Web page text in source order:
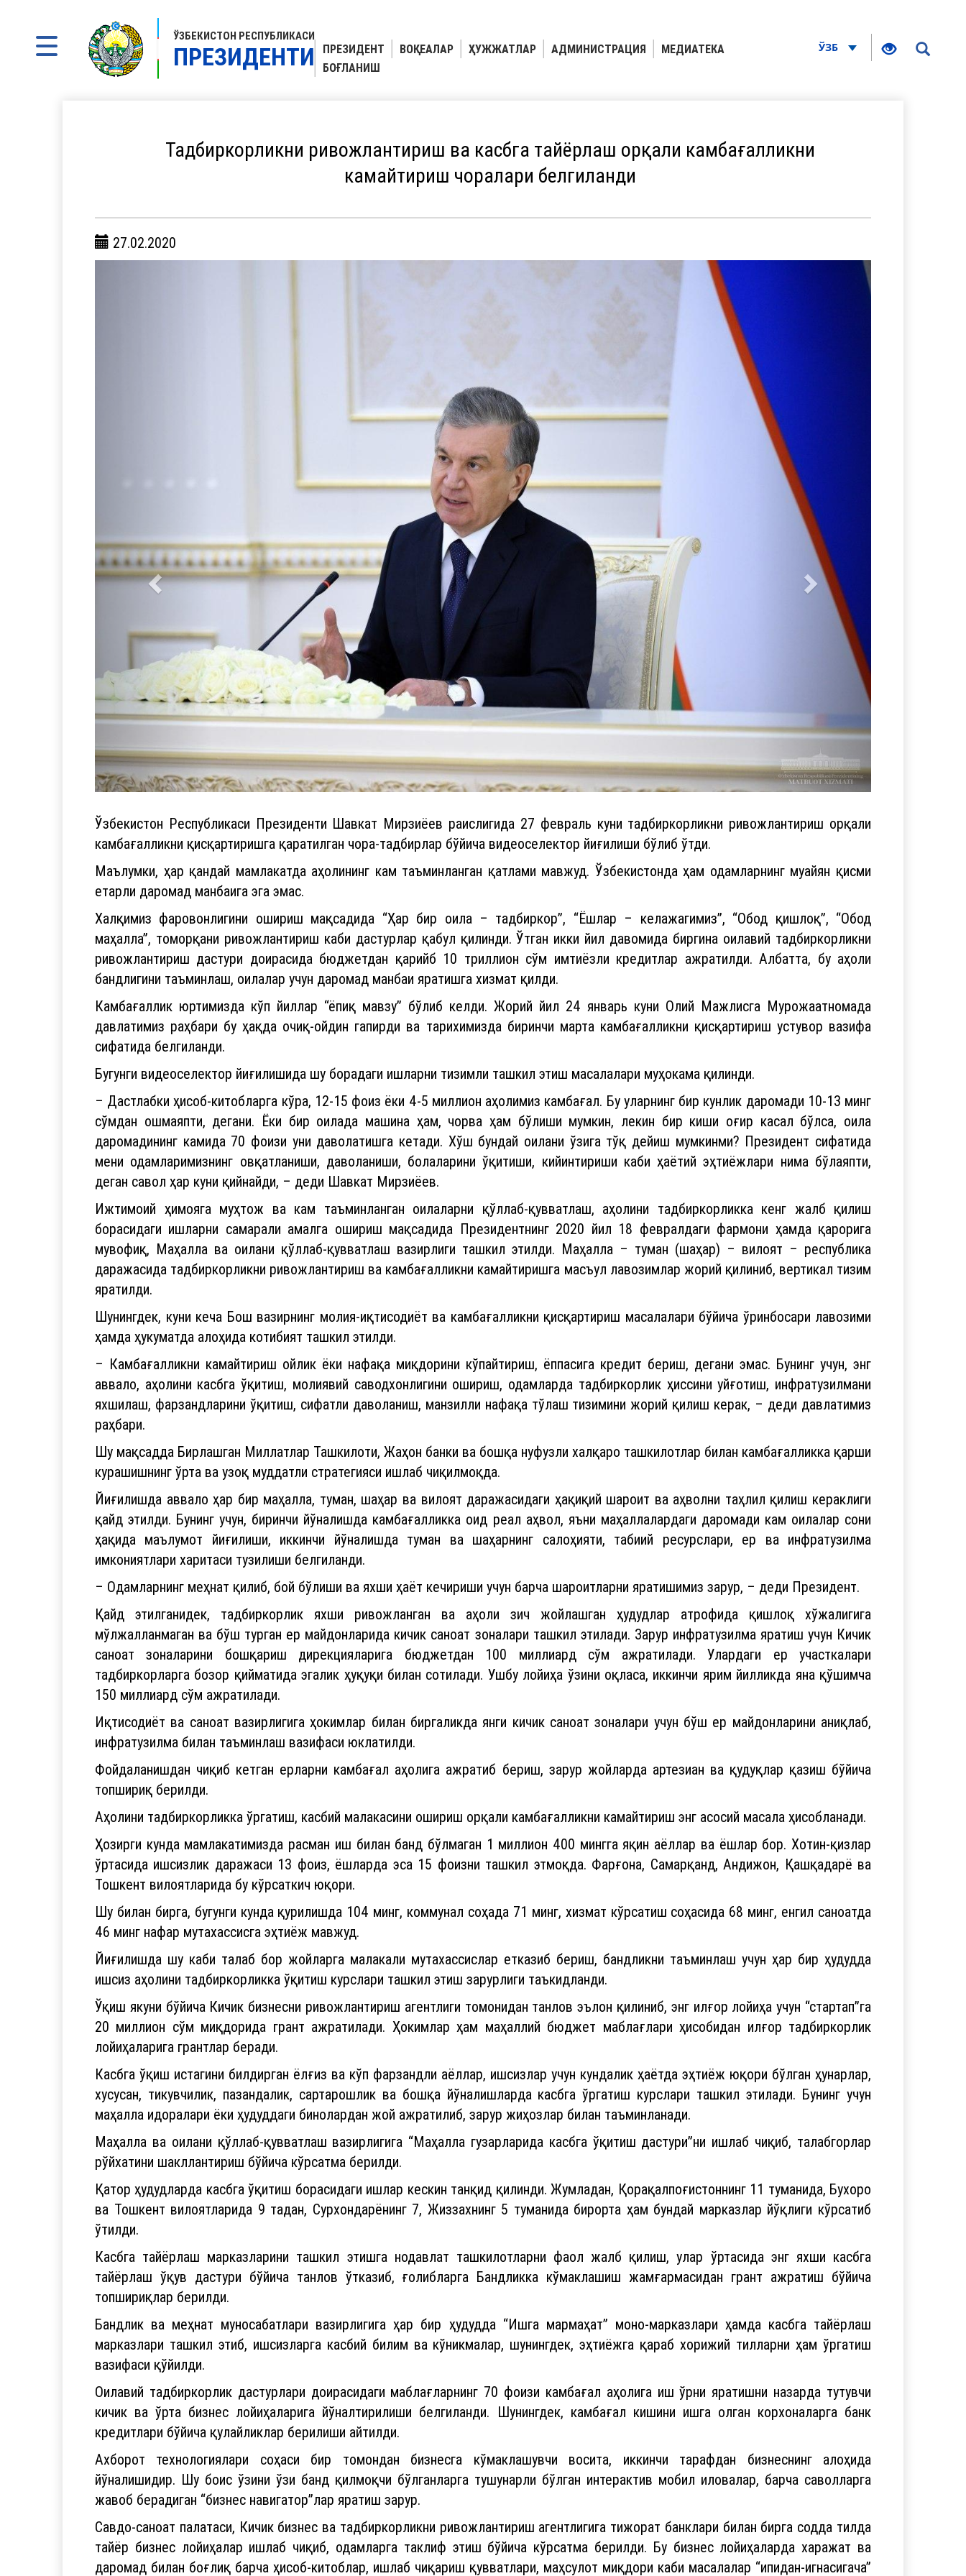
ЎЗБЕКИСТОН РЕСПУБЛИКАСИ
ПРЕЗИДЕНТИ ПРЕЗИДЕНТ ВОҚЕАЛАР ҲУЖЖАТЛАР АДМИНИСТРАЦИЯ
МЕДИАТЕКА
БОҒЛАНИШ
ЎЗБ
Тадбиркорликни ривожлантириш ва касбга тайёрлаш орқали камбағалликни
камайтириш чоралари белгиланди
27.02.2020
Ўзбекистон Республикаси Президенти Шавкат Мирзиёев раислигида 27 февраль куни тадбиркорликни ривожлантириш орқали
камбағалликни қисқартиришга қаратилган чора-тадбирлар бўйича видеоселектор йиғилиши бўлиб ўтди.
Маълумки, ҳар қандай мамлакатда аҳолининг кам таъминланган қатлами мавжуд. Ўзбекистонда ҳам одамларнинг муайян қисми
етарли даромад манбаига эга эмас.
Халқимиз фаровонлигини ошириш мақсадида “Ҳар бир оила – тадбиркор”, “Ёшлар – келажагимиз”, “Обод қишлоқ”, “Обод
маҳалла”, томорқани ривожлантириш каби дастурлар қабул қилинди. Ўтган икки йил давомида биргина оилавий тадбиркорликни
ривожлантириш дастури доирасида бюджетдан қарийб 10 триллион сўм имтиёзли кредитлар ажратилди. Албатта, бу аҳоли
бандлигини таъминлаш, оилалар учун даромад манбаи яратишга хизмат қилди.
Камбағаллик юртимизда кўп йиллар “ёпиқ мавзу” бўлиб келди. Жорий йил 24 январь куни Олий Мажлисга Мурожаатномада
давлатимиз раҳбари бу ҳақда очиқ-ойдин гапирди ва тарихимизда биринчи марта камбағалликни қисқартириш устувор вазифа
сифатида белгиланди.
Бугунги видеоселектор йиғилишида шу борадаги ишларни тизимли ташкил этиш масалалари муҳокама қилинди.
– Дастлабки ҳисоб-китобларга кўра, 12-15 фоиз ёки 4-5 миллион аҳолимиз камбағал. Бу уларнинг бир кунлик даромади 10-13 минг
сўмдан ошмаяпти, дегани. Ёки бир оилада машина ҳам, чорва ҳам бўлиши мумкин, лекин бир киши оғир касал бўлса, оила
даромадининг камида 70 фоизи уни даволатишга кетади. Хўш бундай оилани ўзига тўқ дейиш мумкинми? Президент сифатида
мени одамларимизнинг овқатланиши, даволаниши, болаларини ўқитиши, кийинтириши каби ҳаётий эҳтиёжлари нима бўлаяпти,
деган савол ҳар куни қийнайди, – деди Шавкат Мирзиёев.
Ижтимоий ҳимояга муҳтож ва кам таъминланган оилаларни қўллаб-қувватлаш, аҳолини тадбиркорликка кенг жалб қилиш
борасидаги ишларни самарали амалга ошириш мақсадида Президентнинг 2020 йил 18 февралдаги фармони ҳамда қарорига
мувофиқ, Маҳалла ва оилани қўллаб-қувватлаш вазирлиги ташкил этилди. Маҳалла – туман (шаҳар) – вилоят – республика
даражасида тадбиркорликни ривожлантириш ва камбағалликни камайтиришга масъул лавозимлар жорий қилиниб, вертикал тизим
яратилди.
Шунингдек, куни кеча Бош вазирнинг молия-иқтисодиёт ва камбағалликни қисқартириш масалалари бўйича ўринбосари лавозими
ҳамда ҳукуматда алоҳида котибият ташкил этилди.
– Камбағалликни камайтириш ойлик ёки нафақа миқдорини кўпайтириш, ёппасига кредит бериш, дегани эмас. Бунинг учун, энг
аввало, аҳолини касбга ўқитиш, молиявий саводхонлигини ошириш, одамларда тадбиркорлик ҳиссини уйғотиш, инфратузилмани
яхшилаш, фарзандларини ўқитиш, сифатли даволаниш, манзилли нафақа тўлаш тизимини жорий қилиш керак, – деди давлатимиз
раҳбари.
Шу мақсадда Бирлашган Миллатлар Ташкилоти, Жаҳон банки ва бошқа нуфузли халқаро ташкилотлар билан камбағалликка қарши
курашишнинг ўрта ва узоқ муддатли стратегияси ишлаб чиқилмоқда.
Йиғилишда аввало ҳар бир маҳалла, туман, шаҳар ва вилоят даражасидаги ҳақиқий шароит ва аҳволни таҳлил қилиш кераклиги
қайд этилди. Бунинг учун, биринчи йўналишда камбағалликка оид реал аҳвол, яъни маҳаллалардаги даромади кам оилалар сони
ҳақида маълумот йиғилиши, иккинчи йўналишда туман ва шаҳарнинг салоҳияти, табиий ресурслари, ер ва инфратузилма
имкониятлари харитаси тузилиши белгиланди.
– Одамларнинг меҳнат қилиб, бой бўлиши ва яхши ҳаёт кечириши учун барча шароитларни яратишимиз зарур, – деди Президент.
Қайд этилганидек, тадбиркорлик яхши ривожланган ва аҳоли зич жойлашган ҳудудлар атрофида қишлоқ хўжалигига
мўлжалланмаган ва бўш турган ер майдонларида кичик саноат зоналари ташкил этилади. Зарур инфратузилма яратиш учун Кичик
саноат зоналарини бошқариш дирекцияларига бюджетдан 100 миллиард сўм ажратилади. Улардаги ер участкалари
тадбиркорларга бозор қийматида эгалик ҳуқуқи билан сотилади. Ушбу лойиҳа ўзини оқласа, иккинчи ярим йилликда яна қўшимча
150 миллиард сўм ажратилади.
Иқтисодиёт ва саноат вазирлигига ҳокимлар билан биргаликда янги кичик саноат зоналари учун бўш ер майдонларини аниқлаб,
инфратузилма билан таъминлаш вазифаси юклатилди.
Фойдаланишдан чиқиб кетган ерларни камбағал аҳолига ажратиб бериш, зарур жойларда артезиан ва қудуқлар қазиш бўйича
топшириқ берилди.
Аҳолини тадбиркорликка ўргатиш, касбий малакасини ошириш орқали камбағалликни камайтириш энг асосий масала ҳисобланади.
Ҳозирги кунда мамлакатимизда расман иш билан банд бўлмаган 1 миллион 400 мингга яқин аёллар ва ёшлар бор. Хотин-қизлар
ўртасида ишсизлик даражаси 13 фоиз, ёшларда эса 15 фоизни ташкил этмоқда. Фарғона, Самарқанд, Андижон, Қашқадарё ва
Тошкент вилоятларида бу кўрсаткич юқори.
Шу билан бирга, бугунги кунда қурилишда 104 минг, коммунал соҳада 71 минг, хизмат кўрсатиш соҳасида 68 минг, енгил саноатда
46 минг нафар мутахассисга эҳтиёж мавжуд.
Йиғилишда шу каби талаб бор жойларга малакали мутахассислар етказиб бериш, бандликни таъминлаш учун ҳар бир ҳудудда
ишсиз аҳолини тадбиркорликка ўқитиш курслари ташкил этиш зарурлиги таъкидланди.
Ўқиш якуни бўйича Кичик бизнесни ривожлантириш агентлиги томонидан танлов эълон қилиниб, энг илғор лойиҳа учун “стартап”га
20 миллион сўм миқдорида грант ажратилади. Ҳокимлар ҳам маҳаллий бюджет маблағлари ҳисобидан илғор тадбиркорлик
лойиҳаларига грантлар беради.
Касбга ўқиш истагини билдирган ёлғиз ва кўп фарзандли аёллар, ишсизлар учун кундалик ҳаётда эҳтиёж юқори бўлган ҳунарлар,
хусусан, тикувчилик, пазандалик, сартарошлик ва бошқа йўналишларда касбга ўргатиш курслари ташкил этилади. Бунинг учун
маҳалла идоралари ёки ҳудуддаги бинолардан жой ажратилиб, зарур жиҳозлар билан таъминланади.
Маҳалла ва оилани қўллаб-қувватлаш вазирлигига “Маҳалла гузарларида касбга ўқитиш дастури”ни ишлаб чиқиб, талабгорлар
рўйхатини шакллантириш бўйича кўрсатма берилди.
Қатор ҳудудларда касбга ўқитиш борасидаги ишлар кескин танқид қилинди. Жумладан, Қорақалпоғистоннинг 11 туманида, Бухоро
ва Тошкент вилоятларида 9 тадан, Сурхондарёнинг 7, Жиззахнинг 5 туманида бирорта ҳам бундай марказлар йўқлиги кўрсатиб
ўтилди.
Касбга тайёрлаш марказларини ташкил этишга нодавлат ташкилотларни фаол жалб қилиш, улар ўртасида энг яхши касбга
тайёрлаш ўқув дастури бўйича танлов ўтказиб, ғолибларга Бандликка кўмаклашиш жамғармасидан грант ажратиш бўйича
топшириқлар берилди.
Бандлик ва меҳнат муносабатлари вазирлигига ҳар бир ҳудудда “Ишга мармаҳат” моно-марказлари ҳамда касбга тайёрлаш
марказлари ташкил этиб, ишсизларга касбий билим ва кўникмалар, шунингдек, эҳтиёжга қараб хорижий тилларни ҳам ўргатиш
вазифаси қўйилди.
Оилавий тадбиркорлик дастурлари доирасидаги маблағларнинг 70 фоизи камбағал аҳолига иш ўрни яратишни назарда тутувчи
кичик ва ўрта бизнес лойиҳаларига йўналтирилиши белгиланди. Шунингдек, камбағал кишини ишга олган корхоналарга банк
кредитлари бўйича қулайликлар берилиши айтилди.
Ахборот технологиялари соҳаси бир томондан бизнесга кўмаклашувчи восита, иккинчи тарафдан бизнеснинг алоҳида
йўналишидир. Шу боис ўзини ўзи банд қилмоқчи бўлганларга тушунарли бўлган интерактив мобил иловалар, барча саволларга
жавоб берадиган “бизнес навигатор”лар яратиш зарур.
Савдо-саноат палатаси, Кичик бизнес ва тадбиркорликни ривожлантириш агентлигига тижорат банклари билан бирга содда тилда
тайёр бизнес лойиҳалар ишлаб чиқиб, одамларга таклиф этиш бўйича кўрсатма берилди. Бу бизнес лойиҳаларда харажат ва
даромад билан боғлиқ барча ҳисоб-китоблар, ишлаб чиқариш қувватлари, маҳсулот миқдори каби масалалар “ипидан-игнасигача”
аниқ бўлади.
Жойлардаги мулоқотлар, оммавий ахборот воситалари ва ижтимоий тармоқлар орқали ушбу лойиҳалар ҳақида аҳолининг барча